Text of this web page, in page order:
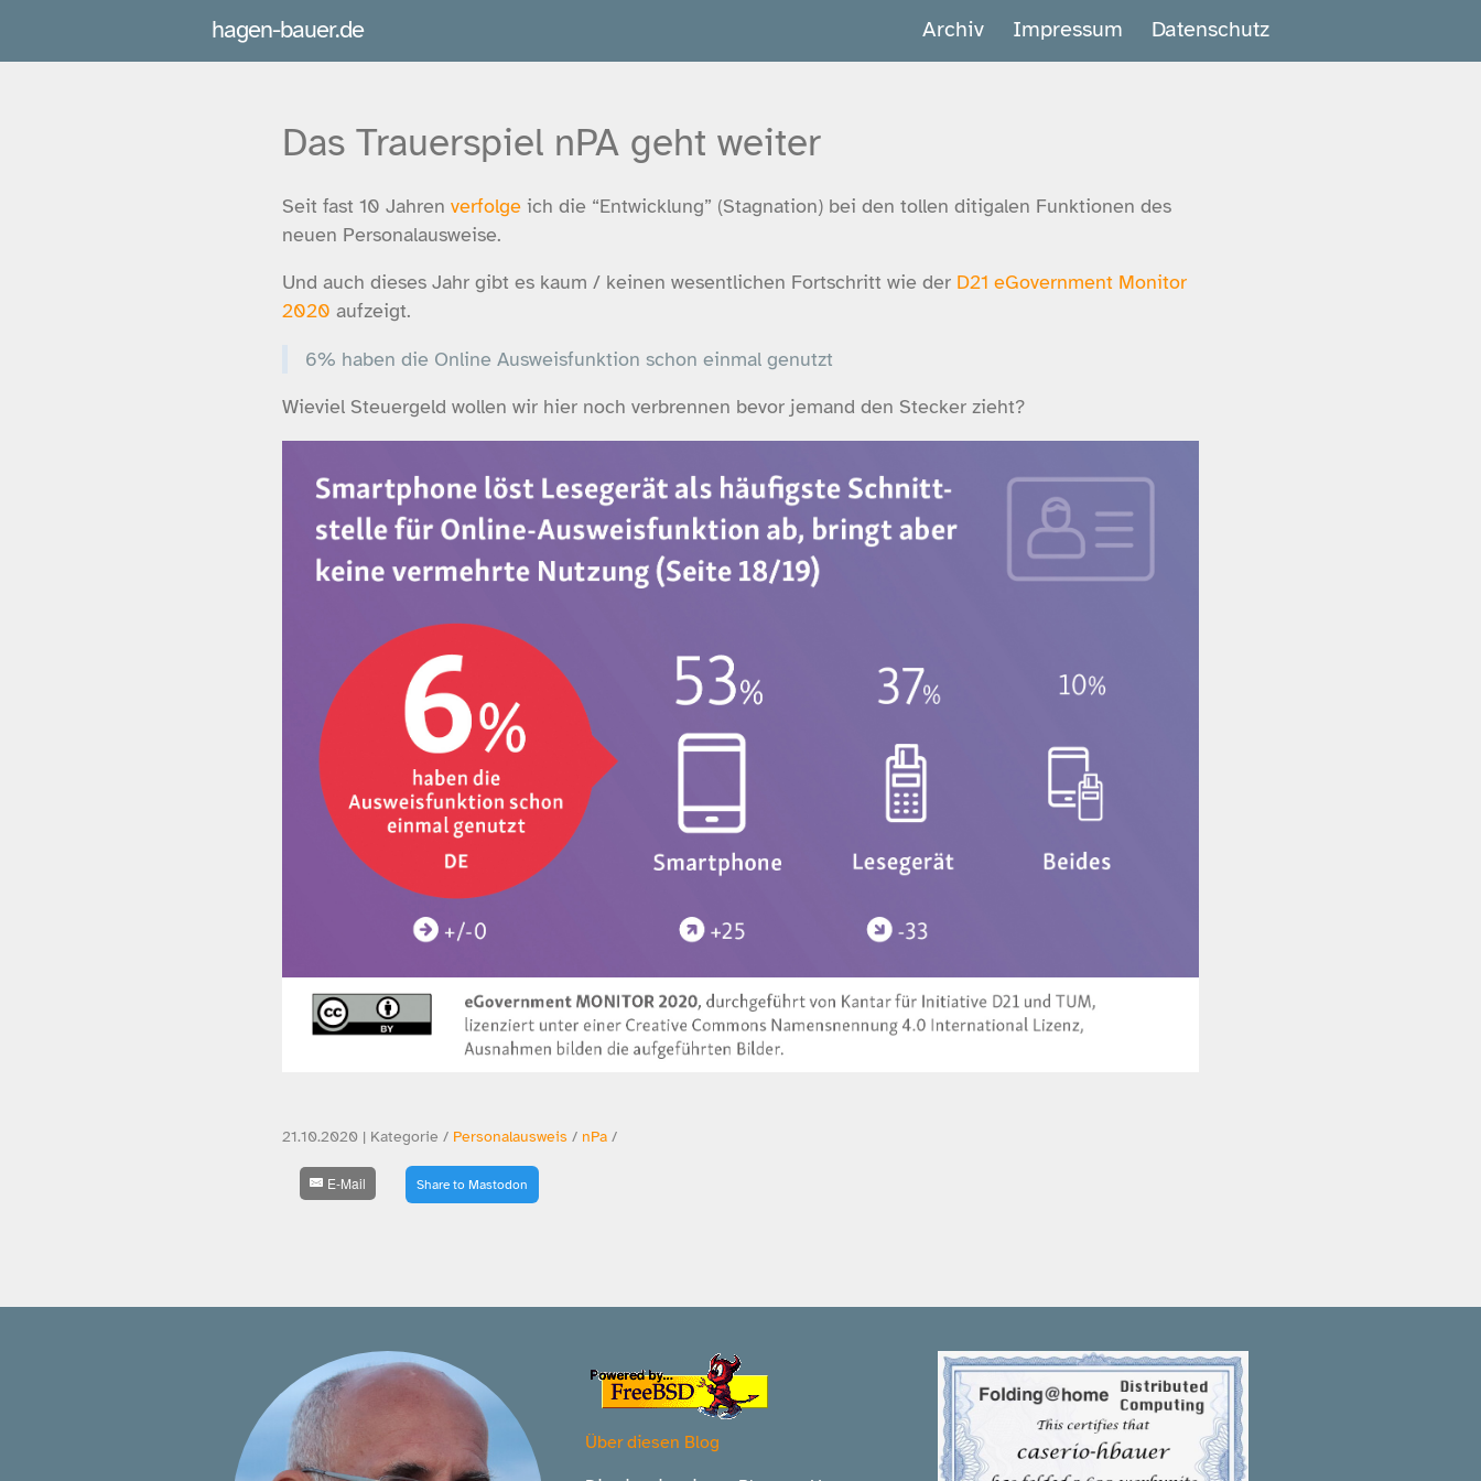
hagen-bauer.de Archiv Impressum Datenschutz
Das Trauerspiel nPA geht weiter
Seit fast 10 Jahren verfolge ich die “Entwicklung” (Stagnation) bei den tollen ditigalen Funktionen des
neuen Personalausweise.
Und auch dieses Jahr gibt es kaum / keinen wesentlichen Fortschritt wie der D21 eGovernment Monitor
2020 aufzeigt.
6% haben die Online Ausweisfunktion schon einmal genutzt
Wieviel Steuergeld wollen wir hier noch verbrennen bevor jemand den Stecker zieht?
21.10.2020 | Kategorie / Personalausweis / nPa /
E-Mail Share to Mastodon
Über diesen Blog